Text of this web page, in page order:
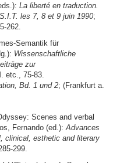
La liberté en traduction.
les 7, 8 et 9 juin 1990;
262.
Semantik für
Wissenschaftliche
zur
etc., 75-83.
Bd. 1 und 2; (Frankfurt a.
Scenes and verbal
Fernando (ed.): Advances
clinical, esthetic and literary
299.